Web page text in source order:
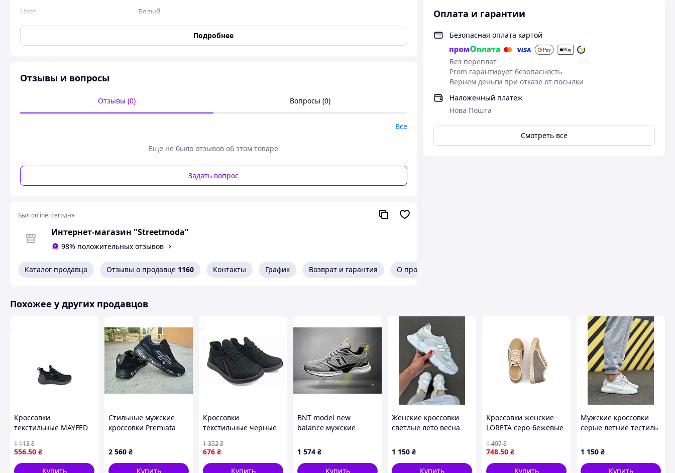
Оплата и гарантии
Безопасная оплата картой
Без переплат
Prom гарантирует безопасность
Вернем деньги при отказе от посылки
Наложенный платеж
Нова Пошта
Смотреть всё
Цвет
Белый
Вид обуви
Кеды
Натуральная кожа
Обувь украинского брендаDitas
- дополнит ваш гардероб парой качественных классических кед из
натуральной кожи. Самая универсальная обувь-кеды белого цвета сделаны без лишних деталей. Подойдут
получаете именно тот товар что видите на фото
Приятных Вам покупок, с Уважением, администрация streetmoda.com.ua
Подробнее
Отзывы и вопросы
Отзывы (0) Вопросы (0)
Все
Еще не было отзывов об этом товаре
Задать вопрос
Был online:сегодня
Интернет-магазин "Streetmoda"
98% положительных отзывов
Каталог продавца Отзывы о продавце 1160 Контакты График Возврат и гарантия О продавце
Похожее у других продавцов
Кроссовки
текстильные MAYFED
активного отдыха и
повседневной носки
556.50 ₴
1 113₴
Купить
Стильные мужские
кроссовки Premiata
42 (26,5 см)
2 560 ₴
Купить
Кроссовки
текстильные черные
и повседневной носки
ТМ PROGRESS арт.3941
676 ₴
1 352₴
Купить
BNT model new
balance мужские
1 574 ₴
Купить
Женские кроссовки
светлые лето весна
1 150 ₴
Купить
Кроссовки женские
LORETA серо-бежевые
носки с натуральной
тканью и удобной
подошвой
748.50 ₴
1 497₴
Купить
Мужские кроссовки
серые летние тестиль
1 150 ₴
Купить